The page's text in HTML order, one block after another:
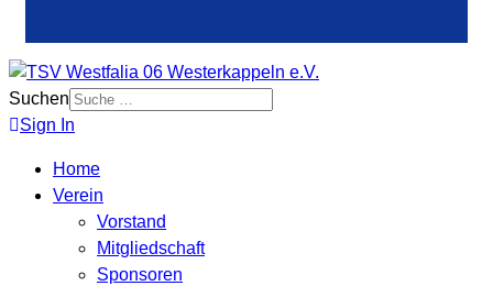
Suchen
Sign In
Home
Verein
Vorstand
Mitgliedschaft
Sponsoren